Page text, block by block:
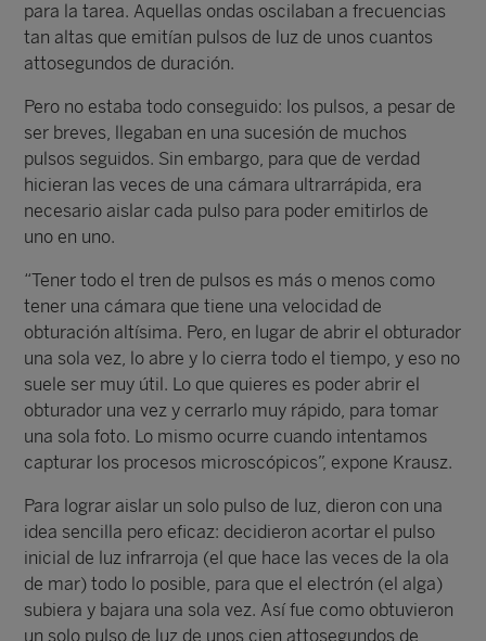
para la tarea. Aquellas ondas oscilaban a frecuencias
tan altas que emitían pulsos de luz de unos cuantos
attosegundos de duración.
Pero no estaba todo conseguido: los pulsos, a pesar de
ser breves, llegaban en una sucesión de muchos
pulsos seguidos. Sin embargo, para que de verdad
hicieran las veces de una cámara ultrarrápida, era
necesario aislar cada pulso para poder emitirlos de
uno en uno.
“Tener todo el tren de pulsos es más o menos como
tener una cámara que tiene una velocidad de
obturación altísima. Pero, en lugar de abrir el obturador
una sola vez, lo abre y lo cierra todo el tiempo, y eso no
suele ser muy útil. Lo que quieres es poder abrir el
obturador una vez y cerrarlo muy rápido, para tomar
una sola foto. Lo mismo ocurre cuando intentamos
capturar los procesos microscópicos”, expone Krausz.
Para lograr aislar un solo pulso de luz, dieron con una
idea sencilla pero eficaz: decidieron acortar el pulso
inicial de luz infrarroja (el que hace las veces de la ola
de mar) todo lo posible, para que el electrón (el alga)
subiera y bajara una sola vez. Así fue como obtuvieron
un solo pulso de luz de unos cien attosegundos de